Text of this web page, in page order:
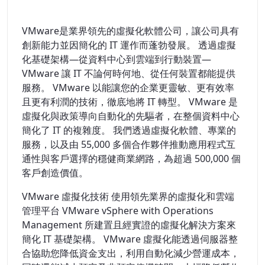
VMware是業界領先的虛擬化軟體公司，讓公司具有
創新能力並因簡化的 IT 運作而蓬勃發展。 透過虛擬
化基礎架構—從資料中心到雲端到行動裝置—
VMware 讓 IT 不論何時何地、從任何裝置都能提供
服務。 VMware 以能讓您的企業更靈敏、更有效率
且更有利潤的技術，徹底地將 IT 轉型。 VMware 是
虛擬化與政策導向自動化的先驅者，在整個資料中心
簡化了 IT 的複雜度。 我們透過虛擬化軟體、專業的
服務，以及由 55,000 多個合作夥伴推動應用程式互
通性與客戶選擇的穩健商業網路，為超過 500,000 個
客戶創造價值。
VMware 虛擬化技術 使用領先業界的虛擬化和雲端
管理平台 VMware vSphere with Operations
Management 所建置且經實證的虛擬化解決方案來
簡化 IT 基礎架構。 VMware 虛擬化能透過伺服器整
合協助您降低資金支出，利用自動化減少營運成本，